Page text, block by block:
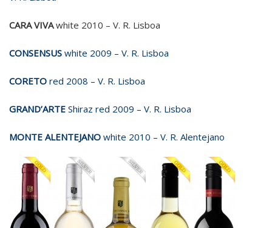
CARA VIVAwhite 2010 – V. R. Lisboa
CONSENSUS white 2009 – V. R. Lisboa
CORETO red 2008 – V. R. Lisboa
GRAND’ARTE Shiraz red 2009 – V. R. Lisboa
MONTE ALENTEJANO white 2010 – V. R. Alentejano